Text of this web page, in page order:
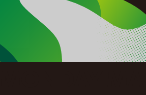
レ
ス